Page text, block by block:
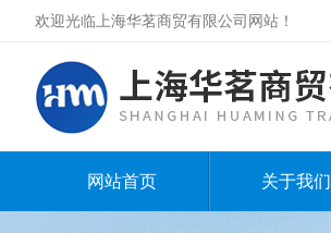
欢迎光临上海华茗商贸有限公司网站！
网站首页 关于我们